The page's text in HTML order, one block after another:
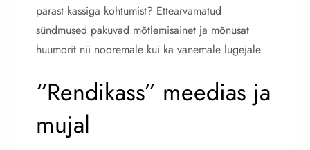
pärast kassiga kohtumist? Ettearvamatud
sündmused pakuvad mõtlemisainet ja mõnusat
huumorit nii nooremale kui ka vanemale lugejale.
“Rendikass” meedias ja
mujal